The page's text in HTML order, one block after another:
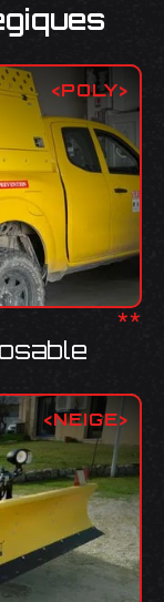
<POLY>
**
<NEIGE>